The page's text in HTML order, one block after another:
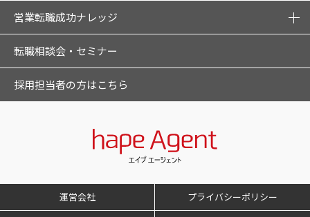
営業転職成功ナレッジ
転職相談会・セミナー
採用担当者の方はこちら
運営会社 プライバシーポリシー